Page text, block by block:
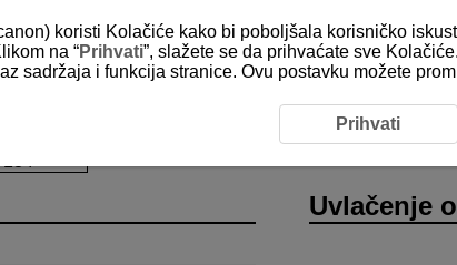
Lens Retraction
Uvlačenje
koristi Kolačiće kako bi poboljšala korisničko
na “Prihvati”, slažete se da prihvaćate sve
sadržaja i funkcija stranice. Ovu postavku možete
Prihvati